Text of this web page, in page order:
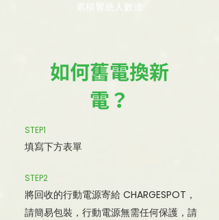
累積響應人數達
如何舊電換新
電？
STEP1
填寫下方表單
STEP2
將回收的行動電源寄給 CHARGESPOT，
請簡易包裝，行動電源無需任何保護，請